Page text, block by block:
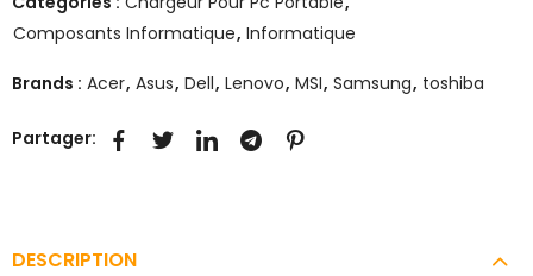
Composants Informatique, Informatique
Brands : Acer, Asus, Dell, Lenovo, MSI, Samsung, toshiba
Partager:
DESCRIPTION